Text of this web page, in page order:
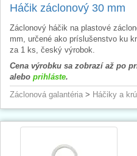
Háčik záclonový 30 mm
Záclonový háčik na plastové
mm, určené ako príslušenstvo ku
za 1 ks, český výrobok.
Cena výrobku sa zobrazí až po
alebo prihláste.
Záclonová galantéria > Háčiky a